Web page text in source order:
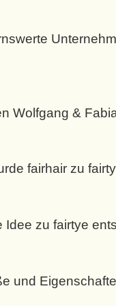
Wolfgang &
fairhair zu
Idee zu fairtye
und